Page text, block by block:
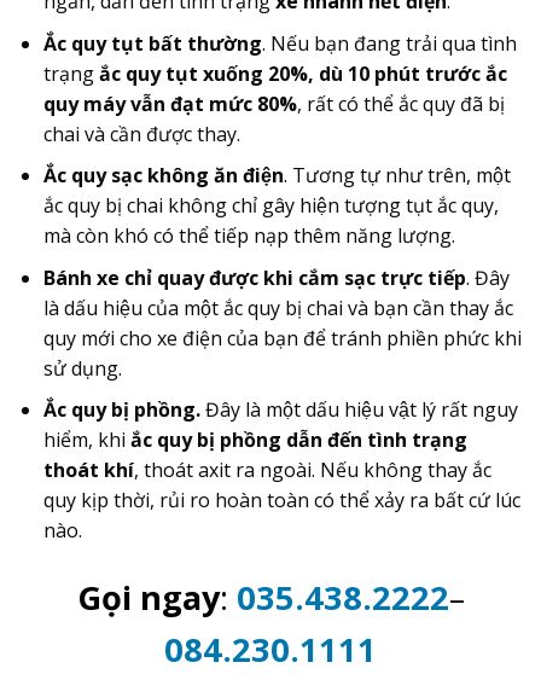
Ắc quy tụt bất thường. Nếu bạn đang trải qua tình
trạngắc quy tụt xuống 20%, dù 10 phút trước ắc
quy máy vẫn đạt mức 80%, rất có thể ắc quy đã bị
chai và cần được thay.
Ắc quy sạc không ăn điện. Tương tự như trên, một
ắc quy bị chai không chỉ gây hiện tượng tụt ắc quy,
mà còn khó có thể tiếp nạp thêm năng lượng.
Bánh xe chỉ quay được khi cắm sạc trực tiếp. Đây
là dấu hiệu của một ắc quy bị chai và bạn cần thay ắc
quy mới cho xe điện của bạn để tránh phiền phức khi
sử dụng.
Ắc quy bị phồng.Đây là một dấu hiệu vật lý rất nguy
hiểm, khi ắc quy bị phồng dẫn đến tình trạng
thoát khí, thoát axit ra ngoài. Nếu không thay ắc
quy kịp thời, rủi ro hoàn toàn có thể xảy ra bất cứ lúc
nào.
Gọi ngay: 035.438.2222–
084.230.1111